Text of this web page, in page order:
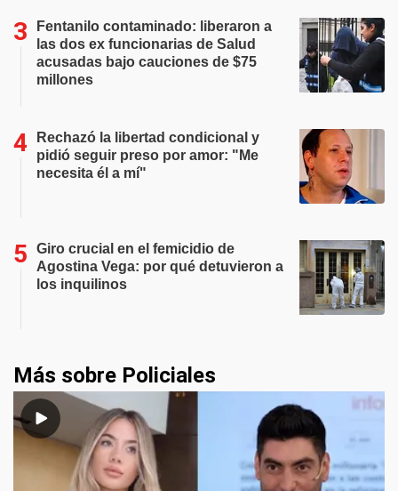
Fentanilo contaminado: liberaron a
las dos ex funcionarias de Salud
acusadas bajo cauciones de $75
millones
Rechazó la libertad condicional y
pidió seguir preso por amor: "Me
necesita él a mí"
Giro crucial en el femicidio de
Agostina Vega: por qué detuvieron a
los inquilinos
Más sobre Policiales